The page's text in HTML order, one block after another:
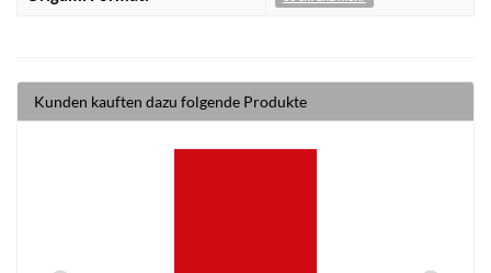
Kunden kauften dazu folgende Produkte